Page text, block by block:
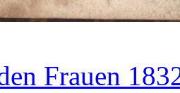
Frauen